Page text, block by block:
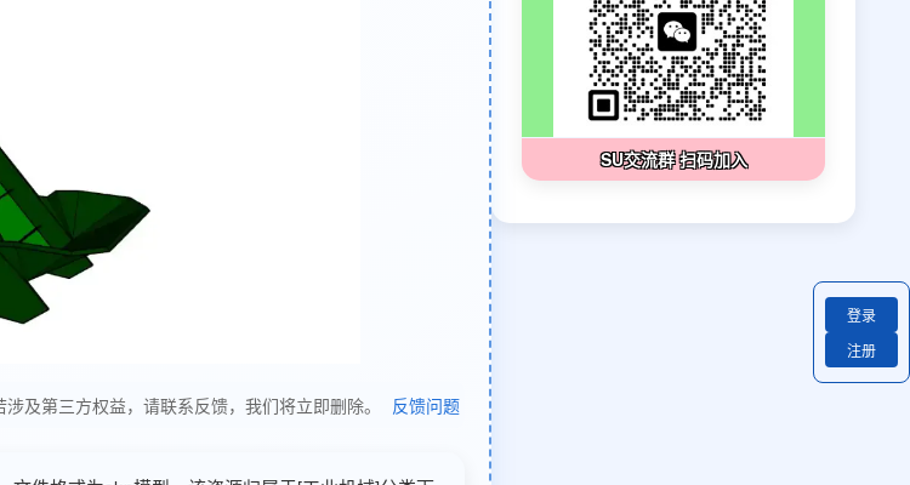
及第三方权益，请联系反馈，我们将立即删除。 反馈问题
SU交流群 扫码加入
登录
注册